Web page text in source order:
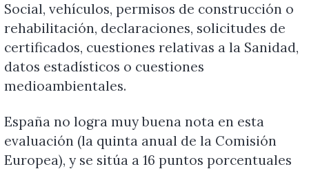
Social, vehículos, permisos de construcción o
rehabilitación, declaraciones, solicitudes de
certificados, cuestiones relativas a la Sanidad,
datos estadísticos o cuestiones
medioambientales.
España no logra muy buena nota en esta
evaluación (la quinta anual de la Comisión
Europea), y se sitúa a 16 puntos porcentuales